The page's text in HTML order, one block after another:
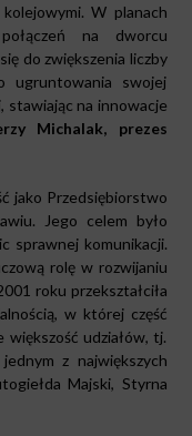
W planach
na dworcu
do zwiększenia liczby
ugruntowania swojej
stawiając na innowacje
Michalak, prezes
jako Przedsiębiorstwo
Jego celem było
sprawnej komunikacji.
rolę w rozwijaniu
roku przekształciła
w której część
udziałów, tj.
z największych
Majski, Styrna